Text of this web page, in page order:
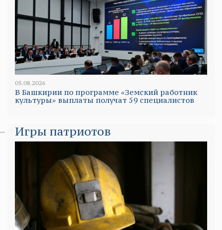
05.08.2026
В Башкирии по программе «Земский работник
культуры» выплаты получат 59 специалистов
Игры патриотов